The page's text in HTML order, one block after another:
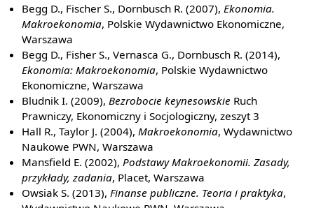
Begg D., Fischer S., Dornbusch R. (2007), Ekonomia.
Makroekonomia, Polskie Wydawnictwo Ekonomiczne,
Warszawa
Begg D., Fisher S., Vernasca G., Dornbusch R. (2014),
Ekonomia: Makroekonomia, Polskie Wydawnictwo
Ekonomiczne, Warszawa
Bludnik I. (2009), Bezrobocie keynesowskie Ruch
Prawniczy, Ekonomiczny i Socjologiczny, zeszyt 3
Hall R., Taylor J. (2004), Makroekonomia, Wydawnictwo
Naukowe PWN, Warszawa
Mansfield E. (2002), Podstawy Makroekonomii. Zasady,
przykłady, zadania, Placet, Warszawa
Owsiak S. (2013), Finanse publiczne. Teoria i praktyka,